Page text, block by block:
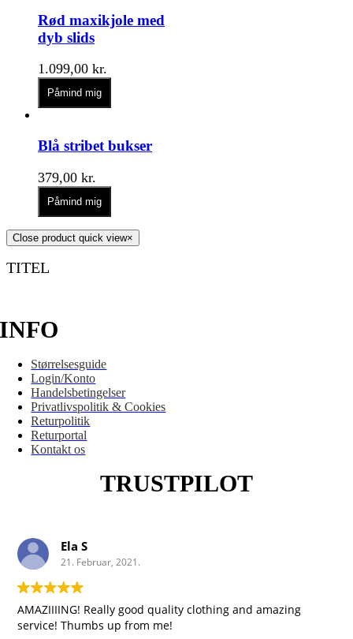
Rød maxikjole med
dyb slids
1.099,00 kr.
Påmind mig
Blå stribet bukser
379,00 kr.
Påmind mig
Close product quick view×
TITEL
INFO
Størrelsesguide
Login/Konto
Handelsbetingelser
Privatlivspolitik & Cookies
Returpolitik
Returportal
Kontakt os
TRUSTPILOT
Ela S
21. Februar, 2021.
AMAZIIIING! Really good quality clothing and amazing
service! Thumbs up from me!